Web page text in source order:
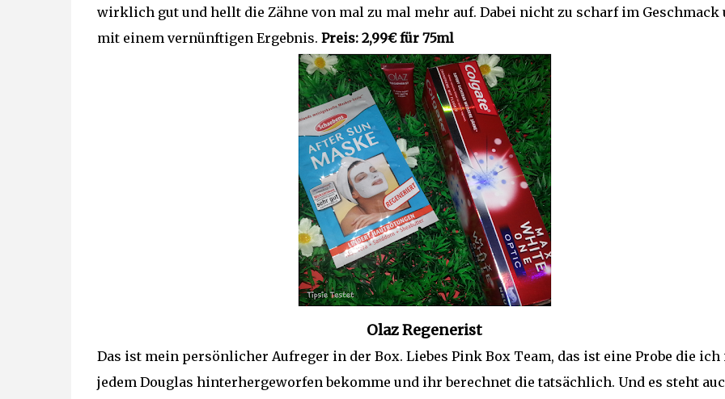
wirklich gut und hellt die Zähne von mal zu mal mehr auf. Dabei nicht zu scharf im Geschmack
mit einem vernünftigen Ergebnis. Preis: 2,99€ für 75ml
Olaz Regenerist
Das ist mein persönlicher Aufreger in der Box. Liebes Pink Box Team, das ist eine Probe die ich
jedem Douglas hinterhergeworfen bekomme und ihr berechnet die tatsächlich. Und es steht